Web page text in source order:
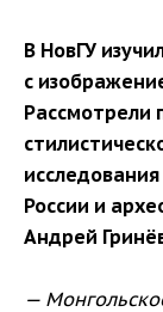
В НовГУ
с
Рассмотрели
России и
Андрей
—